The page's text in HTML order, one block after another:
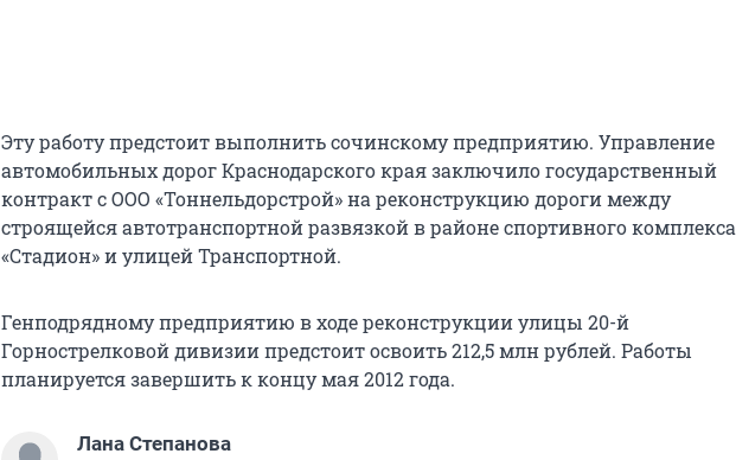
Эту работу предстоит выполнить сочинскому предприятию. Управление
автомобильных дорог Краснодарского края заключило государственный
контракт с ООО «Тоннельдорстрой» на реконструкцию дороги между
строящейся автотранспортной развязкой в районе спортивного комплекса
«Стадион» и улицей Транспортной.
Генподрядному предприятию в ходе реконструкции улицы 20-й
Горнострелковой дивизии предстоит освоить 212,5 млн рублей. Работы
планируется завершить к концу мая 2012 года.
Лана Степанова